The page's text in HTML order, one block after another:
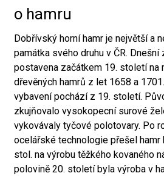
o hamru
Dobřívský horní hamr je největší a
památka svého druhu v ČR. Dnešní
postavena začátkem 19. století na
dřevěných hamrů z let 1658 a
vybavení pochází z 19. století.
zkujňovalo vysokopecní surové
vykovávaly tyčové polotovary. Po
ocelářské technologie přešel hamr
stol. na výrobu těžkého kovaného
polovině 20. století byla výroba v